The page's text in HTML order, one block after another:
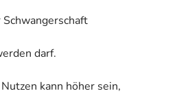
darf.
kann höher sein,